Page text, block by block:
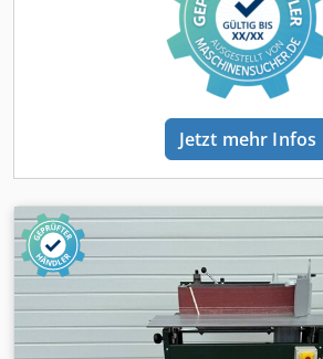
Jetzt mehr Infos